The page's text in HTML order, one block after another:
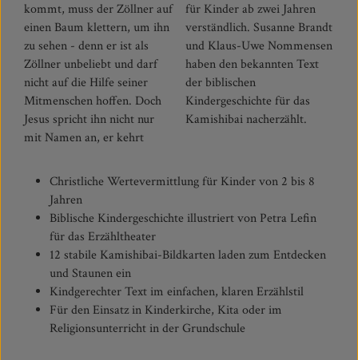
kommt, muss der Zöllner auf
einen Baum klettern, um ihn
zu sehen - denn er ist als
Zöllner unbeliebt und darf
nicht auf die Hilfe seiner
Mitmenschen hoffen. Doch
Jesus spricht ihn nicht nur
mit Namen an, er kehrt
für Kinder ab zwei Jahren
verständlich. Susanne Brandt
und Klaus-Uwe Nommensen
haben den bekannten Text
der biblischen
Kindergeschichte für das
Kamishibai nacherzählt.
Christliche Wertevermittlung für Kinder von 2 bis 8
Jahren
Biblische Kindergeschichte illustriert von Petra Lefin
für das Erzähltheater
12 stabile Kamishibai-Bildkarten laden zum Entdecken
und Staunen ein
Kindgerechter Text im einfachen, klaren Erzählstil
Für den Einsatz in Kinderkirche, Kita oder im
Religionsunterricht in der Grundschule